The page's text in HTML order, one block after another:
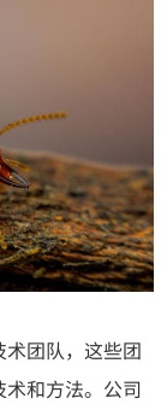
术团队，这些团
和方法。公司